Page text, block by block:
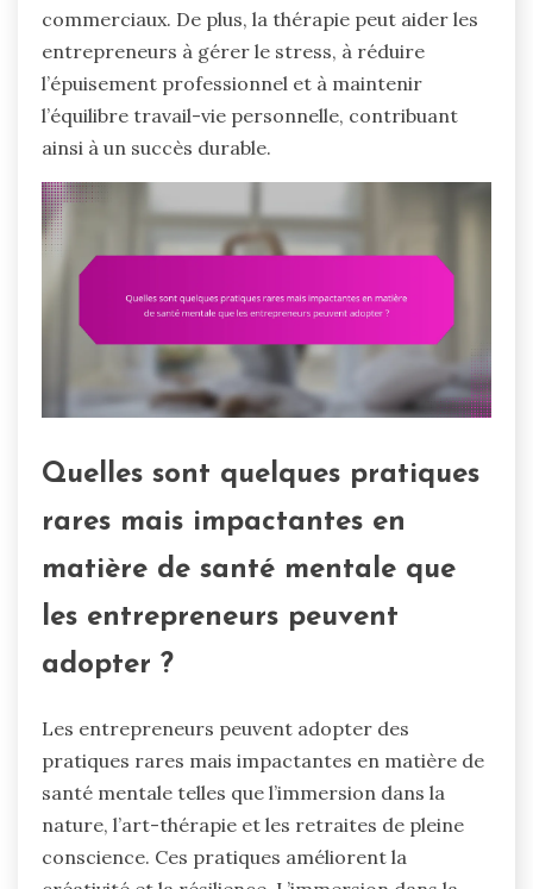
commerciaux. De plus, la thérapie peut aider les
entrepreneurs à gérer le stress, à réduire
l’épuisement professionnel et à maintenir
l’équilibre travail-vie personnelle, contribuant
ainsi à un succès durable.
Quelles sont quelques pratiques
rares mais impactantes en
matière de santé mentale que
les entrepreneurs peuvent
adopter ?
Les entrepreneurs peuvent adopter des
pratiques rares mais impactantes en matière de
santé mentale telles que l’immersion dans la
nature, l’art-thérapie et les retraites de pleine
conscience. Ces pratiques améliorent la